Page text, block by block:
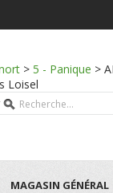
> 5 - Panique >
Loisel
MAGASIN GÉNÉRAL